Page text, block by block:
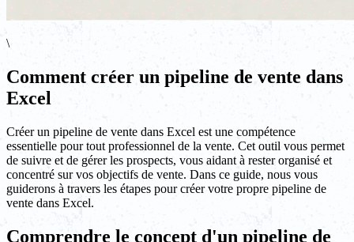
\
Comment créer un pipeline de vente dans
Excel
Créer un pipeline de vente dans Excel est une compétence
essentielle pour tout professionnel de la vente. Cet outil vous permet
de suivre et de gérer les prospects, vous aidant à rester organisé et
concentré sur vos objectifs de vente. Dans ce guide, nous vous
guiderons à travers les étapes pour créer votre propre pipeline de
vente dans Excel.
Comprendre le concept d'un pipeline de